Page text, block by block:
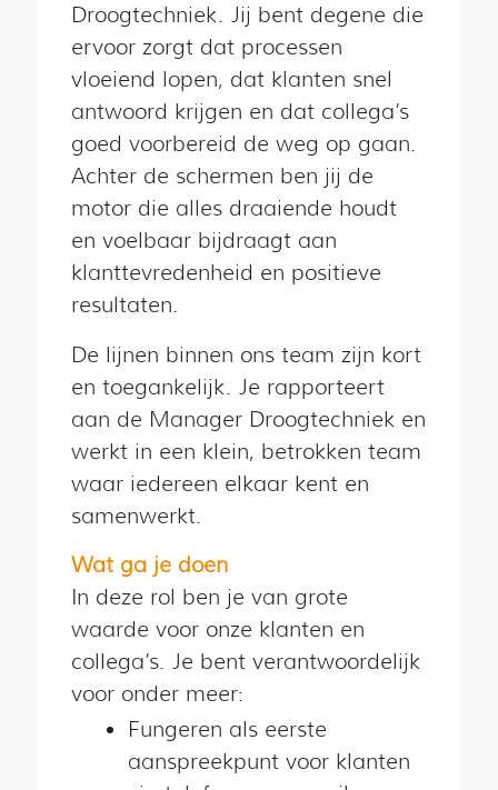
Droogtechniek. Jij bent degene die
ervoor zorgt dat processen
vloeiend lopen, dat klanten snel
antwoord krijgen en dat collega’s
goed voorbereid de weg op gaan.
Achter de schermen ben jij de
motor die alles draaiende houdt
en voelbaar bijdraagt aan
klanttevredenheid en positieve
resultaten.
De lijnen binnen ons team zijn kort
en toegankelijk. Je rapporteert
aan de Manager Droogtechniek en
werkt in een klein, betrokken team
waar iedereen elkaar kent en
samenwerkt.
Wat ga je doen
In deze rol ben je van grote
waarde voor onze klanten en
collega’s. Je bent verantwoordelijk
voor onder meer:
Fungeren als eerste
aanspreekpunt voor klanten